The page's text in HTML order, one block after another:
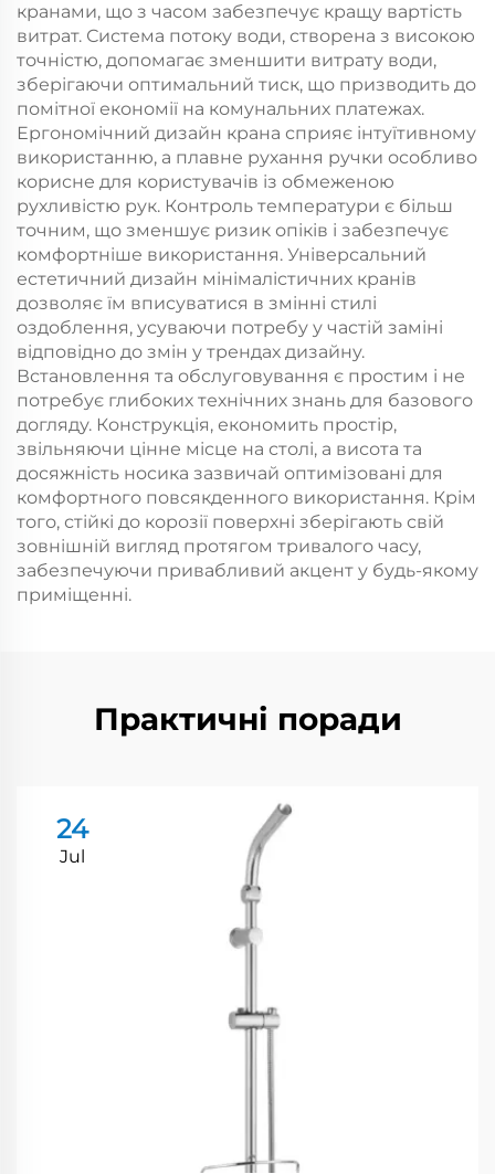
кранами, що з часом забезпечує кращу вартість
витрат. Система потоку води, створена з високою
точністю, допомагає зменшити витрату води,
зберігаючи оптимальний тиск, що призводить до
помітної економії на комунальних платежах.
Ергономічний дизайн крана сприяє інтуїтивному
використанню, а плавне рухання ручки особливо
корисне для користувачів із обмеженою
рухливістю рук. Контроль температури є більш
точним, що зменшує ризик опіків і забезпечує
комфортніше використання. Універсальний
естетичний дизайн мінімалістичних кранів
дозволяє їм вписуватися в змінні стилі
оздоблення, усуваючи потребу у частій заміні
відповідно до змін у трендах дизайну.
Встановлення та обслуговування є простим і не
потребує глибоких технічних знань для базового
догляду. Конструкція, економить простір,
звільняючи цінне місце на столі, а висота та
досяжність носика зазвичай оптимізовані для
комфортного повсякденного використання. Крім
того, стійкі до корозії поверхні зберігають свій
зовнішній вигляд протягом тривалого часу,
забезпечуючи привабливий акцент у будь-якому
приміщенні.
Практичні поради
24
Jul